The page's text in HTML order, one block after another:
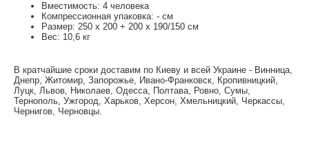
Вместимость: 4 человека
Компрессионная упаковка: - см
Размер: 250 х 200 + 200 х 190/150 см
Вес: 10,6 кг
В кратчайшие сроки доставим по Киеву и всей Украине - Винница,
Днепр, Житомир, Запорожье, Ивано-Франковск, Кропивницкий,
Луцк, Львов, Николаев, Одесса, Полтава, Ровно, Сумы,
Тернополь, Ужгород, Харьков, Херсон, Хмельницкий, Черкассы,
Чернигов, Черновцы.